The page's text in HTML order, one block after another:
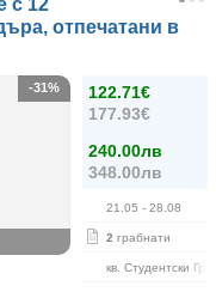
с 12
отпечатани в
122.71€
177.93€
240.00лв
348.00лв
21.05 - 28.08
2 грабнати
кв. Студентски
-31%